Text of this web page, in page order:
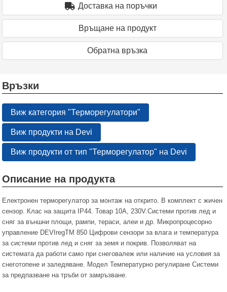
Доставка на поръчки
Връщане на продукт
Oбратна връзка
Връзки
Виж категория "Терморегулатори"
Виж продукти на Devi
Виж продукти от тип "Терморегулатор" на Devi
Описание на продукта
Електронен терморегулатор за монтаж на открито. В комплект с жичен
сензор. Клас на защита IP44. Товар 10А, 230V.Системи против лед и
сняг за външни площи, рампи, тераси, алеи и др. Микропроцесорно
управление DEVIregTM 850 Цифрови сензори за влага и температура
за системи против лед и сняг за земя и покрив. Позволяват на
системата да работи само при снеговалеж или наличие на условия за
снеготопене и заледяване. Модел Температурно регулиране Системи
за предпазване на тръби от замръзване.